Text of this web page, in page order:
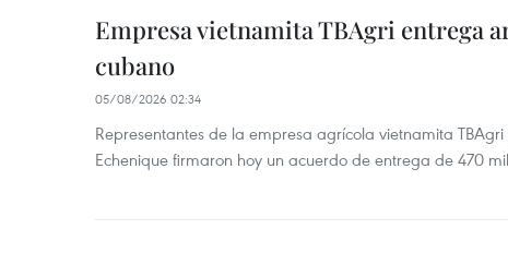
Empresa vietnamita TBAgri entrega
cubano
05/08/2026 02:34
Representantes de la empresa agrícola vietnamita
Echenique firmaron hoy un acuerdo de entrega de 470